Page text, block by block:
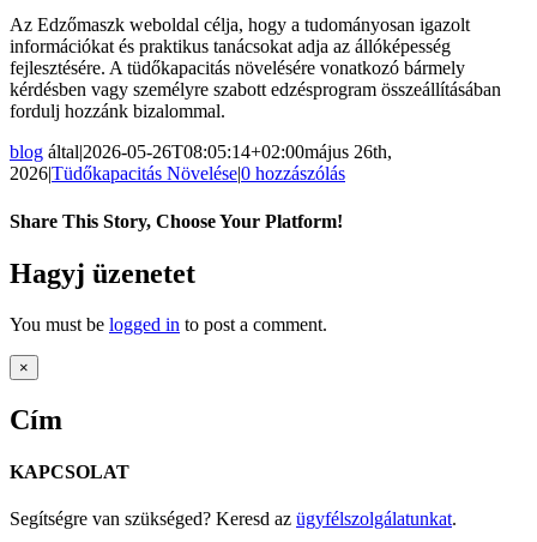
Az Edzőmaszk weboldal célja, hogy a tudományosan igazolt
információkat és praktikus tanácsokat adja az állóképesség
fejlesztésére. A tüdőkapacitás növelésére vonatkozó bármely
kérdésben vagy személyre szabott edzésprogram összeállításában
fordulj hozzánk bizalommal.
blog által|2026-05-26T08:05:14+02:00május 26th,
2026|Tüdőkapacitás Növelése|0 hozzászólás
Share This Story, Choose Your Platform!
Facebook
Twitter
Reddit
LinkedIn
Pinterest
Email:
Hagyj üzenetet
You must be logged in to post a comment.
Close
product
view
×
Cím
KAPCSOLAT
Segítségre van szükséged? Keresd az ügyfélszolgálatunkat.